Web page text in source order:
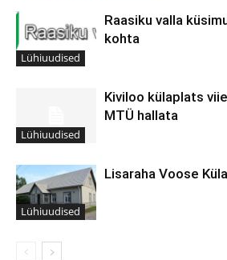
Lühiuudised
Raasiku valla
kohta
Lühiuudised
Kiviloo külaplats
MTÜ hallata
Lühiuudised
Lisaraha Voose